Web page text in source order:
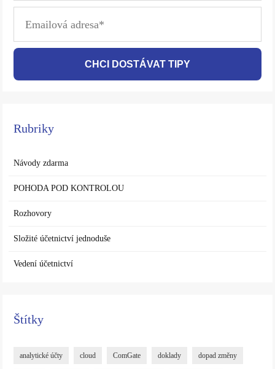
CHCI DOSTÁVAT TIPY
Rubriky
Návody zdarma
POHODA POD KONTROLOU
Rozhovory
Složité účetnictví jednoduše
Vedení účetnictví
Štítky
analytické účty cloud ComGate doklady dopad změny